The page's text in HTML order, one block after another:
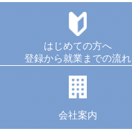
はじめての方へ
登録から就業までの流れ
会社案内